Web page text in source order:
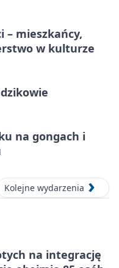
– mieszkańcy,
w kulturze
na gongach i
Kolejne wydarzenia
na integrację